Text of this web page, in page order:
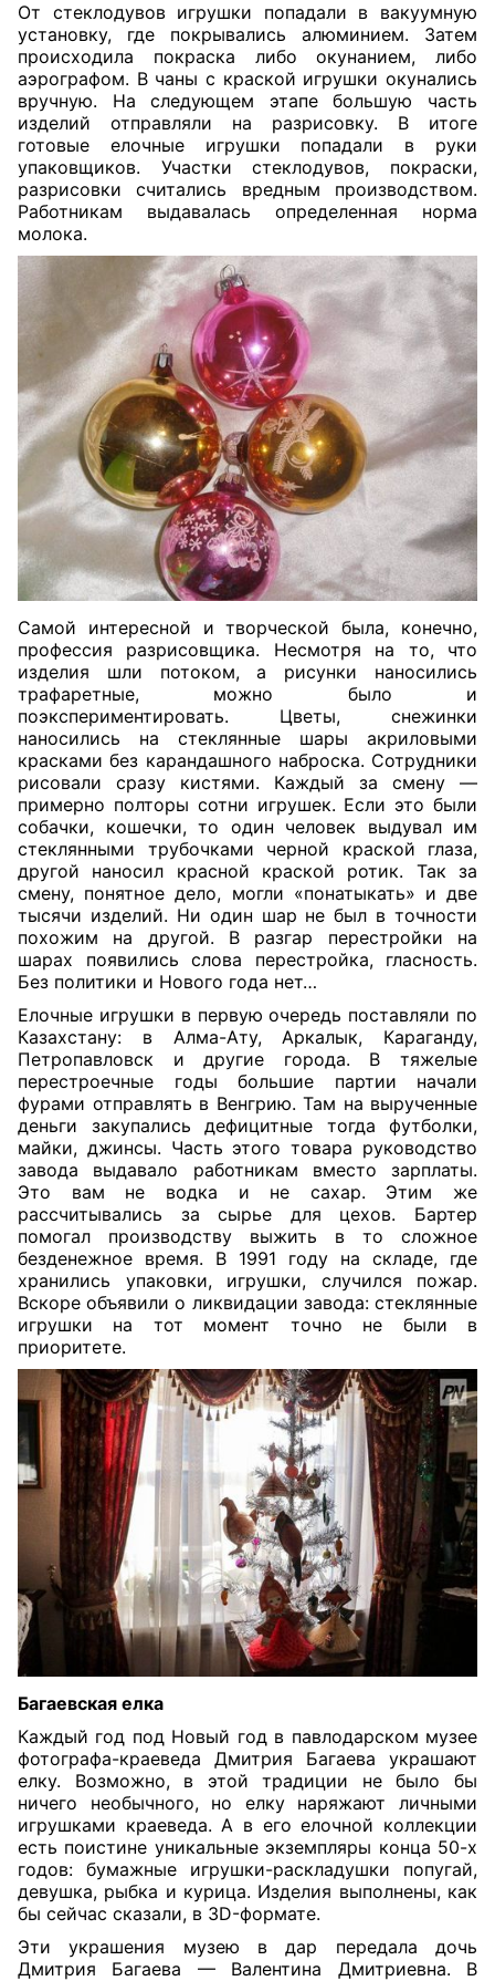
От стеклодувов игрушки попадали в вакуумную
установку, где покрывались алюминием. Затем
происходила покраска либо окунанием, либо
аэрографом. В чаны с краской игрушки окунались
вручную. На следующем этапе большую часть
изделий отправляли на разрисовку. В итоге
готовые елочные игрушки попадали в руки
упаковщиков. Участки стеклодувов, покраски,
разрисовки считались вредным производством.
Работникам выдавалась определенная норма
молока.
Самой интересной и творческой была, конечно,
профессия разрисовщика. Несмотря на то, что
изделия шли потоком, а рисунки наносились
трафаретные, можно было и
поэкспериментировать. Цветы, снежинки
наносились на стеклянные шары акриловыми
красками без карандашного наброска. Сотрудники
рисовали сразу кистями. Каждый за смену —
примерно полторы сотни игрушек. Если это были
собачки, кошечки, то один человек выдувал им
стеклянными трубочками черной краской глаза,
другой наносил красной краской ротик. Так за
смену, понятное дело, могли «понатыкать» и две
тысячи изделий. Ни один шар не был в точности
похожим на другой. В разгар перестройки на
шарах появились слова перестройка, гласность.
Без политики и Нового года нет…
Елочные игрушки в первую очередь поставляли по
Казахстану: в Алма-Ату, Аркалык, Караганду,
Петропавловск и другие города. В тяжелые
перестроечные годы большие партии начали
фурами отправлять в Венгрию. Там на вырученные
деньги закупались дефицитные тогда футболки,
майки, джинсы. Часть этого товара руководство
завода выдавало работникам вместо зарплаты.
Это вам не водка и не сахар. Этим же
рассчитывались за сырье для цехов. Бартер
помогал производству выжить в то сложное
безденежное время. В 1991 году на складе, где
хранились упаковки, игрушки, случился пожар.
Вскоре объявили о ликвидации завода: стеклянные
игрушки на тот момент точно не были в
приоритете.
Багаевская елка
Каждый год под Новый год в павлодарском музее
фотографа-краеведа Дмитрия Багаева украшают
елку.
Возможно, в этой традиции не было бы
ничего необычного, но елку наряжают личными
игрушками краеведа. А в его елочной коллекции
есть поистине уникальные экземпляры конца 50-х
годов: бумажные игрушки-раскладушки попугай,
девушка, рыбка и курица. Изделия выполнены, как
бы сейчас сказали, в 3D-формате.
Эти украшения музею в дар передала дочь
Дмитрия Багаева — Валентина Дмитриевна. В